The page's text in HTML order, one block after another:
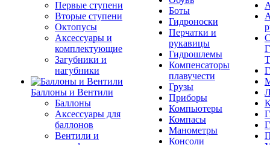
Первые ступени
Вторые ступени
Октопусы
Аксессуары и
комплектующие
Загубники и
нагубники
Баллоны и Вентили
Баллоны
Аксессуары для
баллонов
Вентили и
Боты
Гидроноски
Перчатки и
рукавицы
Гидрошлемы
Компенсаторы
плавучести
Грузы
Приборы
Компьютеры
Компасы
Манометры
Консоли